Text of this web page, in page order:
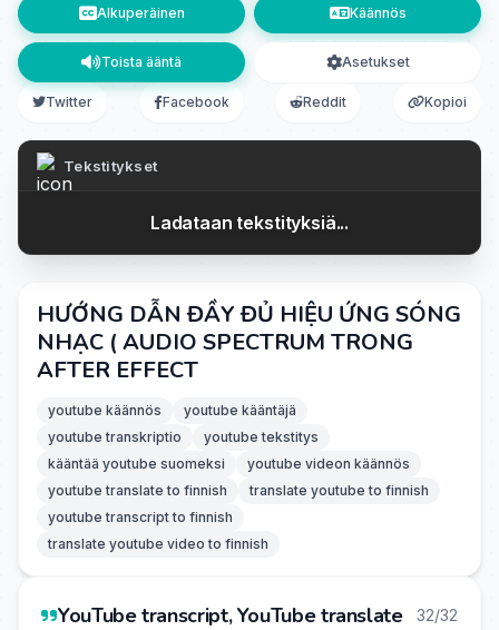
Alkuperäinen Käännös
Toista ääntä Asetukset
Twitter Facebook Reddit Kopioi
Tekstitykset
Ladataan tekstityksiä...
HƯỚNG DẪN ĐẦY ĐỦ HIỆU ỨNG SÓNG
NHẠC ( AUDIO SPECTRUM TRONG
AFTER EFFECT
youtube käännös
youtube kääntäjä
youtube transkriptio
youtube tekstitys
kääntää youtube suomeksi
youtube videon käännös
youtube translate to finnish
translate youtube to finnish
youtube transcript to finnish
translate youtube video to finnish
YouTube transcript, YouTube translate 32/32